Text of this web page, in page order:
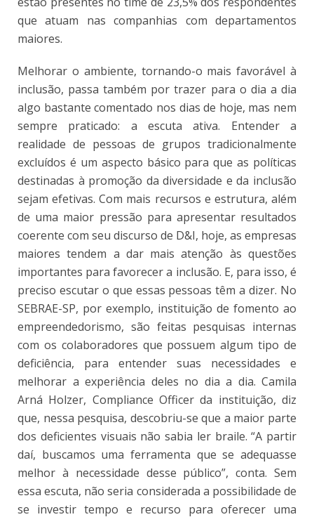
que atuam nas companhias com departamentos
maiores.
Melhorar o ambiente, tornando-o mais favorável à
inclusão, passa também por trazer para o dia a dia
algo bastante comentado nos dias de hoje, mas nem
sempre praticado: a escuta ativa. Entender a
realidade de pessoas de grupos tradicionalmente
excluídos é um aspecto básico para que as políticas
destinadas à promoção da diversidade e da inclusão
sejam efetivas. Com mais recursos e estrutura, além
de uma maior pressão para apresentar resultados
coerente com seu discurso de D&I, hoje, as empresas
maiores tendem a dar mais atenção às questões
importantes para favorecer a inclusão. E, para isso, é
preciso escutar o que essas pessoas têm a dizer. No
SEBRAE-SP, por exemplo, instituição de fomento ao
empreendedorismo, são feitas pesquisas internas
com os colaboradores que possuem algum tipo de
deficiência, para entender suas necessidades e
melhorar a experiência deles no dia a dia. Camila
Arná Holzer, Compliance Officer da instituição, diz
que, nessa pesquisa, descobriu-se que a maior parte
dos deficientes visuais não sabia ler braile. “A partir
daí, buscamos uma ferramenta que se adequasse
melhor à necessidade desse público”, conta. Sem
essa escuta, não seria considerada a possibilidade de
se investir tempo e recurso para oferecer uma